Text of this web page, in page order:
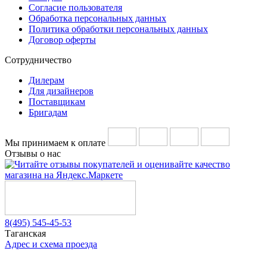
Согласие пользователя
Обработка персональных данных
Политика обработки персональных данных
Договор оферты
Сотрудничество
Дилерам
Для дизайнеров
Поставщикам
Бригадам
Мы принимаем к оплате
Отзывы о нас
8(495) 545-45-53
Таганская
Адрес и схема проезда